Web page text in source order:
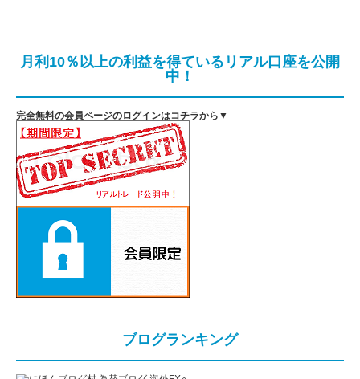
月利10％以上の利益を得ているリアル口座を公開
中！
完全無料の会員ページのログインはコチラから▼
ブログランキング